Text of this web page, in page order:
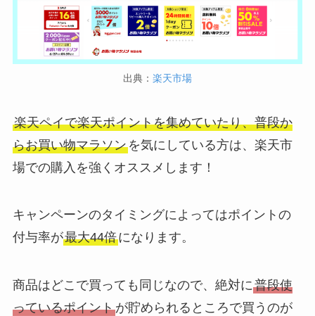
出典： 楽天市場
楽天ペイで楽天ポイントを集めていたり、普段か
らお買い物マラソンを気にしている方は、楽天市
場での購入を強くオススメします！
キャンペーンのタイミングによってはポイントの
付与率が最大44倍になります。
商品はどこで買っても同じなので、絶対に普段使
っているポイントが貯められるところで買うのが